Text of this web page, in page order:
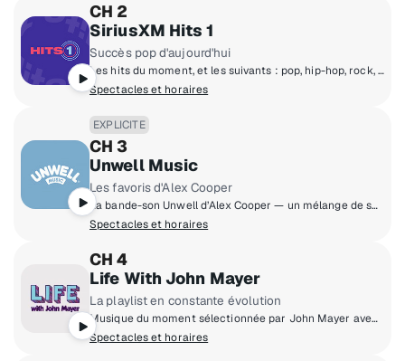
CH 2
SiriusXM Hits 1
Succès pop d'aujourd'hui
Les hits du moment, et les suivants : pop, hip-hop, rock, rhythm and blues, country et R&B ! Retrouve The Morning Mash Up avec Ryan & Nicole, Mack & Jen en milieu de journée, Tony Fly & Symon en après-midi et Mikey Piff en soirée avec Spyder Harrison et le compte à rebours du week-end de HITS 1.
Spectacles et horaires
EXPLICITE
CH 3
Unwell Music
Les favoris d'Alex Cooper
La bande-son Unwell d’Alex Cooper — un mélange de ses coups de cœur de jeunesse et de ses obsessions musicales du moment.
Spectacles et horaires
CH 4
Life With John Mayer
La playlist en constante évolution
Musique du moment sélectionnée par John Mayer avec des chansons exclusives, des commentaires et des morceaux de sa collection.
Spectacles et horaires